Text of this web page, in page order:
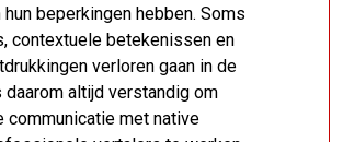
beperkingen hebben. Soms
contextuele betekenissen en
verloren gaan in de
daarom altijd verstandig om
communicatie met native